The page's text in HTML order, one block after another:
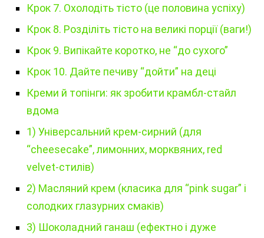
Крок 7. Охолодіть тісто (це половина успіху)
Крок 8. Розділіть тісто на великі порції (ваги!)
Крок 9. Випікайте коротко, не “до сухого”
Крок 10. Дайте печиву “дойти” на деці
Креми й топінги: як зробити крамбл-стайл
вдома
1) Універсальний крем-сирний (для
“cheesecake”, лимонних, морквяних, red
velvet-стилів)
2) Масляний крем (класика для “pink sugar” і
солодких глазурних смаків)
3) Шоколадний ганаш (ефектно і дуже